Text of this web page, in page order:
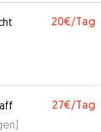
20€/Tag
27€/Tag
)